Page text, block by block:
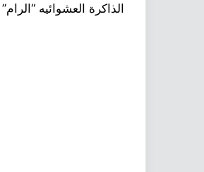
الذاكرة العشوائيه